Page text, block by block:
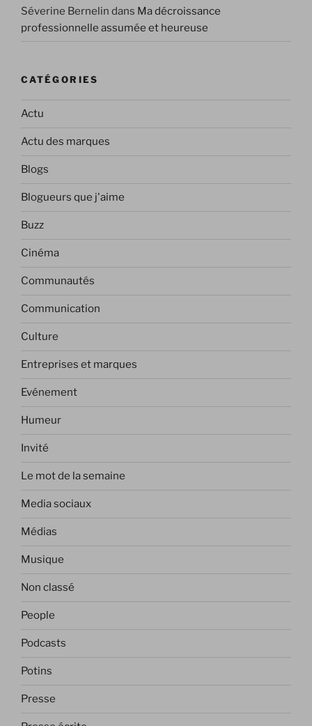
Séverine Bernelin dans Ma décroissance
professionnelle assumée et heureuse
CATÉGORIES
Actu
Actu des marques
Blogs
Blogueurs que j'aime
Buzz
Cinéma
Communautés
Communication
Culture
Entreprises et marques
Evénement
Humeur
Invité
Le mot de la semaine
Media sociaux
Médias
Musique
Non classé
People
Podcasts
Potins
Presse